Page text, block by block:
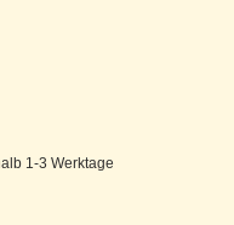
1-3 Werktage